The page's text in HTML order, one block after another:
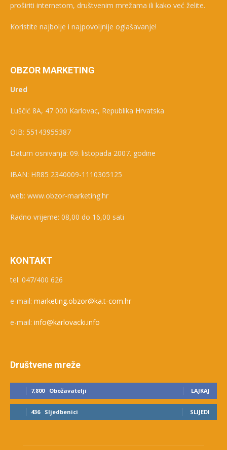
proširiti internetom, društvenim mrežama ili kako već želite.
Koristite najbolje i najpovoljnije oglašavanje!
OBZOR MARKETING
Ured
Luščić 8A, 47 000 Karlovac, Republika Hrvatska
OIB: 55143955387
Datum osnivanja: 09. listopada 2007. godine
IBAN: HR85 2340009-1110305125
web: www.obzor-marketing.hr
Radno vrijeme: 08,00 do 16,00 sati
KONTAKT
tel: 047/400 626
e-mail: marketing.obzor@ka.t-com.hr
e-mail: info@karlovacki.info
Društvene mreže
7,800 Obožavatelji LAJKAJ
436 Sljedbenici SLIJEDI